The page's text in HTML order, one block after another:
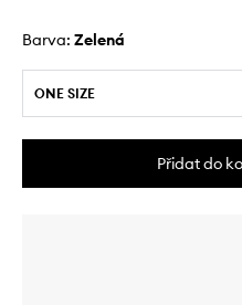
Barva: zelená
ONE SIZE
Přidat do